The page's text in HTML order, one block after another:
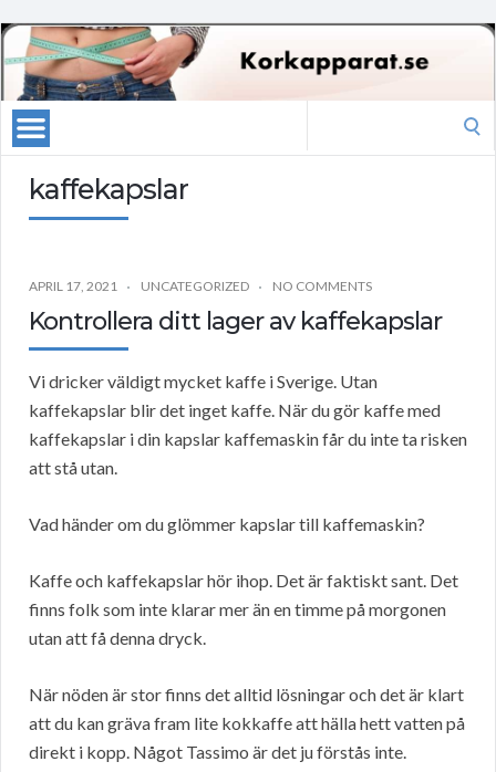
kaffekapslar
APRIL 17, 2021 UNCATEGORIZED NO COMMENTS
Kontrollera ditt lager av kaffekapslar
Vi dricker väldigt mycket kaffe i Sverige. Utan
kaffekapslar blir det inget kaffe. När du gör kaffe med
kaffekapslar i din kapslar kaffemaskin får du inte ta risken
att stå utan.
Vad händer om du glömmer kapslar till kaffemaskin?
Kaffe och kaffekapslar hör ihop. Det är faktiskt sant. Det
finns folk som inte klarar mer än en timme på morgonen
utan att få denna dryck.
När nöden är stor finns det alltid lösningar och det är klart
att du kan gräva fram lite kokkaffe att hälla hett vatten på
direkt i kopp. Något Tassimo är det ju förstås inte.